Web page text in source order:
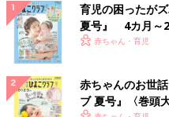
育児の困ったが
夏号』 4カ月～2
いっぱい！
赤ちゃん・育児
赤ちゃんのお世
ブ 夏号』〈巻頭